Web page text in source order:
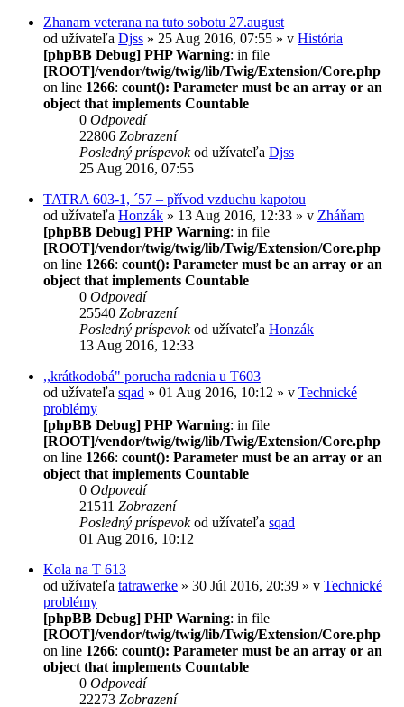
Zhanam veterana na tuto sobotu 27.august
od užívateľa Djss » 25 Aug 2016, 07:55 » v História
[phpBB Debug] PHP Warning: in file
[ROOT]/vendor/twig/twig/lib/Twig/Extension/Core.php
on line 1266: count(): Parameter must be an array or an
object that implements Countable
0 Odpovedí
22806 Zobrazení
Posledný príspevokod užívateľa Djss
25 Aug 2016, 07:55
TATRA 603-1, ´57 – přívod vzduchu kapotou
od užívateľa Honzák » 13 Aug 2016, 12:33 » v Zháňam
[phpBB Debug] PHP Warning: in file
[ROOT]/vendor/twig/twig/lib/Twig/Extension/Core.php
on line 1266: count(): Parameter must be an array or an
object that implements Countable
0 Odpovedí
25540 Zobrazení
Posledný príspevokod užívateľa Honzák
13 Aug 2016, 12:33
,,krátkodobá" porucha radenia u T603
od užívateľa sqad » 01 Aug 2016, 10:12 » v Technické
problémy
[phpBB Debug] PHP Warning: in file
[ROOT]/vendor/twig/twig/lib/Twig/Extension/Core.php
on line 1266: count(): Parameter must be an array or an
object that implements Countable
0 Odpovedí
21511 Zobrazení
Posledný príspevokod užívateľa sqad
01 Aug 2016, 10:12
Kola na T 613
od užívateľa tatrawerke » 30 Júl 2016, 20:39 » v Technické
problémy
[phpBB Debug] PHP Warning: in file
[ROOT]/vendor/twig/twig/lib/Twig/Extension/Core.php
on line 1266: count(): Parameter must be an array or an
object that implements Countable
0 Odpovedí
22273 Zobrazení